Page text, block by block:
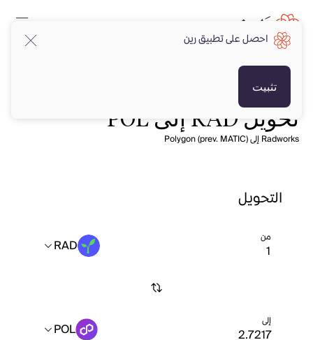
تحويل RAD إلى POL
Radworks إلى Polygon (prev. MATIC)
التحويل
من RAD
إلى POL
احصل على تطبيق رين
تثبيت